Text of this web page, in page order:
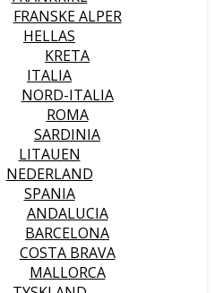
FRANSKE ALPER
HELLAS
KRETA
ITALIA
NORD-ITALIA
ROMA
SARDINIA
LITAUEN
NEDERLAND
SPANIA
ANDALUCIA
BARCELONA
COSTA BRAVA
MALLORCA